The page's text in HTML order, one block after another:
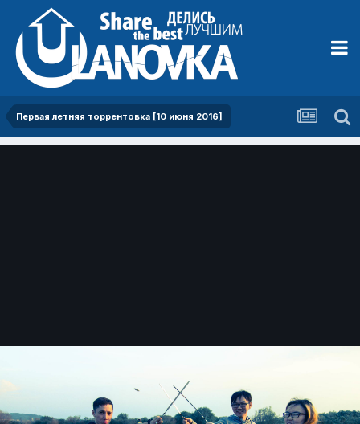
Первая летняя торрентовка [10 июня 2016]